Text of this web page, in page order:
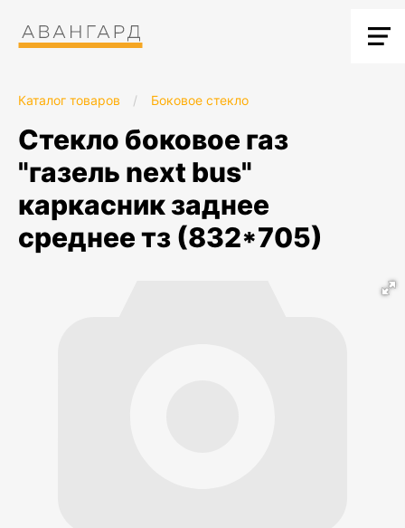
Каталог товаров / Боковое стекло
стекло боковое газ
"газель next bus"
каркасник заднее
среднее тз (832*705)